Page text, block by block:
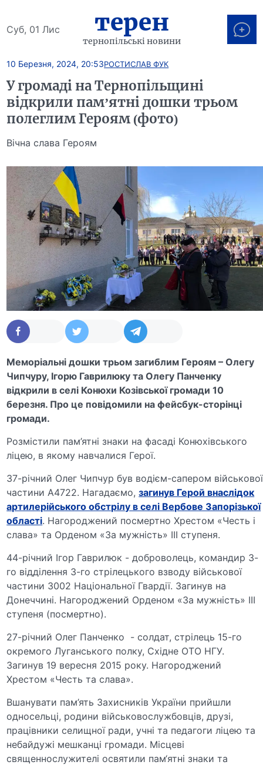
Суб, 01 Лис терен
тернопільські новини
10 Березня, 2024, 20:53РОСТИСЛАВ ФУК
У громаді на Тернопільщині
відкрили пам’ятні дошки трьом
полеглим Героям (фото)
Вічна слава Героям
Меморіальні дошки трьом загиблим Героям – Олегу
Чипчуру, Ігорю Гаврилюку та Олегу Панченку
відкрили в селі Конюхи Козівської громади 10
березня. Про це повідомили на фейсбук-сторінці
громади.
Розмістили пам’ятні знаки на фасаді Конюхівського
ліцею, в якому навчалися Герої.
37-річний Олег Чипчур був водієм-сапером військової
частини А4722. Нагадаємо,загинув Герой внаслідок
артилерійського обстрілу в селі Вербове Запорізької
області. Нагороджений посмертно Хрестом «Честь і
слава» та Орденом «За мужність» ІІІ ступеня.
44-річний Ігор Гаврилюк - доброволець, командир 3-
го відділення 3-го стрілецького взводу військової
частини 3002 Національної Гвардії. Загинув на
Донеччині. Нагороджений Орденом «За мужність» ІІІ
ступеня (посмертно).
27-річний Олег Панченко - солдат, стрілець 15-го
окремого Луганського полку, Східне ОТО НГУ.
Загинув 19 вересня 2015 року. Нагороджений
Хрестом «Честь та слава».
Вшанувати пам’ять Захисників України прийшли
односельці, родини військовослужбовців, друзі,
працівники селищної ради, учні та педагоги ліцею та
небайдужі мешканці громади. Місцеві
священнослужителі освятили пам‘ятні знаки та